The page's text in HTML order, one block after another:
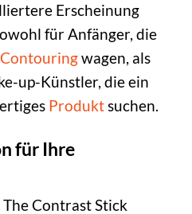
Erscheinung
für Anfänger, die
Contouringwagen, als
up-Künstler, die ein
Produktsuchen.
für Ihre
Contrast Stick